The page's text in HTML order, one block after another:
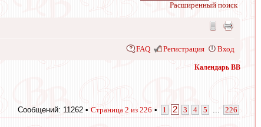
Расширенный поиск
FAQ Регистрация Вход
Календарь ВВ
Сообщений: 11262 • Страница 2 из 226 • 1 2 3 4 5 226